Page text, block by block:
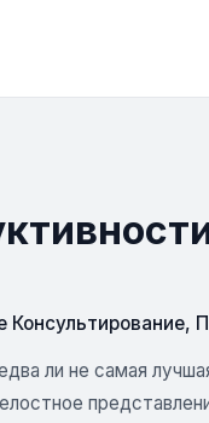
Консультирование,
ли не самая